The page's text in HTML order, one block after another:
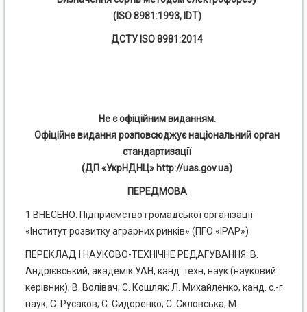
(ISO 8981:1993, IDT)
ДСТУ ISO 8981:2014
Не є офіційним виданням.
Офіційне видання розповсюджує національний орган
стандартизації
(ДП «УкрНДНЦ» http://uas.gov.ua)
ПЕРЕДМОВА
1 ВНЕСЕНО: Підприємство громадської організації
«Інститут розвитку аграрних ринків» (ПГО «ІРАР»)
ПЕРЕКЛАД І НАУКОВО-ТЕХНІЧНЕ РЕДАГУВАННЯ: В.
Андрієвський, академік УАН, канд. техн, наук (науковий
керівник); В. Волівач; С. Кошляк; Л. Михайленко, канд. с.-г.
наук; С. Русаков; С. Сидоренко; С. Скловська; М.